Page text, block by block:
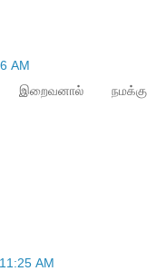
AM
இறைவனால் நமக்கு
AM